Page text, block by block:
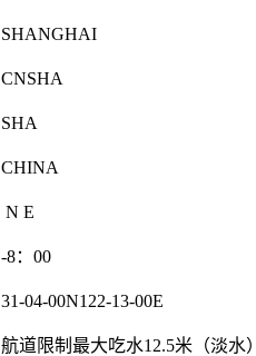
SHANGHAI
CNSHA
SHA
CHINA
N E
-8：00
31-04-00N122-13-00E
航道限制最大吃水12.5米（淡水）